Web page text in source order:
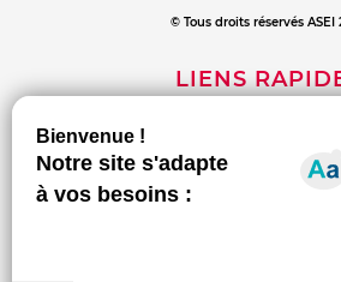
© Tous droits réservés ASEI
LIENS
Politique de